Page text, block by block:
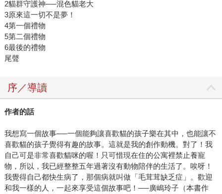
2貓群守護神──混色貓老大
3原來這一切不是夢！
4第一個禮物
5第二個禮物
6最後的禮物
尾聲
序／導讀
作者的話
我想寫一個故事──一個能夠讓喜歡貓的孩子樂在其中，也能讓不
喜歡貓的孩子覺得有趣的故事。這就是我的創作動機。對了！我
自己可是非常喜歡貓咪的喔！只可惜現在住的公寓裡禁止養寵
物，所以，我已經整整五年過著沒有動物陪伴的生活了。唉呀！
我覺得自己都快生病了，那個病就叫做「毛茸茸缺乏症」。歡迎
和我一樣的人，一起來享受這個故事吧！──廣嶋玲子（本書作